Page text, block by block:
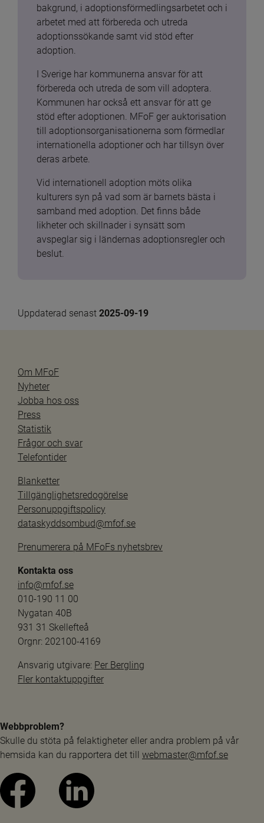
bakgrund, i adoptionsförmedlingsarbetet och i
arbetet med att förbereda och utreda
adoptionssökande samt vid stöd efter
adoption.
I Sverige har kommunerna ansvar för att
förbereda och utreda de som vill adoptera.
Kommunen har också ett ansvar för att ge
stöd efter adoptionen. MFoF ger auktorisation
till adoptionsorganisationerna som förmedlar
internationella adoptioner och har tillsyn över
deras arbete.
Vid internationell adoption möts olika
kulturers syn på vad som är barnets bästa i
samband med adoption. Det finns både
likheter och skillnader i synsätt som
avspeglar sig i ländernas adoptionsregler och
beslut.
Uppdaterad senast 2025-09-19
Om MFoF
Nyheter
Jobba hos oss
Press
Statistik
Frågor och svar
Telefontider
Blanketter
Tillgänglighetsredogörelse
Personuppgiftspolicy
dataskyddsombud@mfof.se
Prenumerera på MFoFs nyhetsbrev
Kontakta oss
info@mfof.se
010-190 11 00
Nygatan 40B
931 31 Skellefteå
Orgnr: 202100-4169
Ansvarig utgivare: Per Bergling
Fler kontaktuppgifter
Webbproblem?
Skulle du stöta på felaktigheter eller andra problem på vår
hemsida kan du rapportera det till webmaster@mfof.se